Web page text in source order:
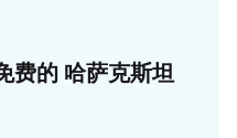
费的 哈萨克斯坦